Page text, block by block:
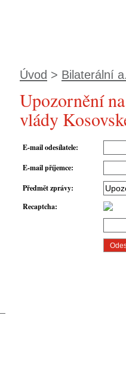
Úvod > Bilaterální
Upozornění
vlády
E-mail odesílatele:
E-mail příjemce:
Předmět zprávy:
Recaptcha: